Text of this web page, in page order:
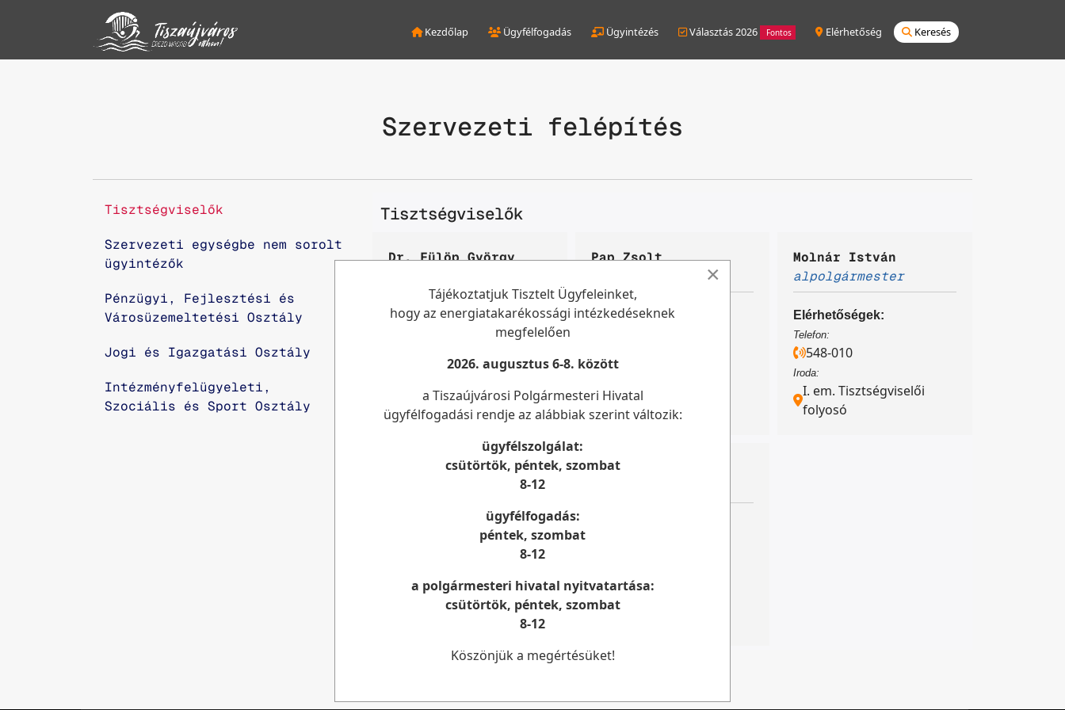
Kezdőlap Ügyfélfogadás Ügyintézés Választás 2026 Fontos Elérhetőség Keresés
Szervezeti felépítés
Tisztségviselők
Szervezeti egységbe nem sorolt
ügyintézők
Pénzügyi, Fejlesztési és
Városüzemeltetési Osztály
Jogi és Igazgatási Osztály
Intézményfelügyeleti,
Szociális és Sport Osztály
Tisztségviselők
Dr. Fülöp György
Elérhetőségek:
I. em. Tisztségviselői
folyosó
Pap Zsolt
Elérhetőségek:
I. em. Tisztségviselői
folyosó
Molnár István
alpolgármester
Elérhetőségek:
Telefon:
548-010
Iroda:
I. em. Tisztségviselői
folyosó
Dr. Juhos Szabolcs
Iroda:
I. em. Tisztségviselői
Dr. Kardos András
Iroda:
I. em. Tisztségviselői
×
Tájékoztatjuk Tisztelt Ügyfeleinket,
hogy az energiatakarékossági intézkedéseknek
megfelelően
2026. augusztus 6-8. között
a Tiszaújvárosi Polgármesteri Hivatal
ügyfélfogadási rendje az alábbiak szerint változik:
ügyfélszolgálat:
csütörtök, péntek, szombat
8-12
ügyfélfogadás:
péntek, szombat
8-12
a polgármesteri hivatal nyitvatartása:
csütörtök, péntek, szombat
8-12
Köszönjük a megértésüket!